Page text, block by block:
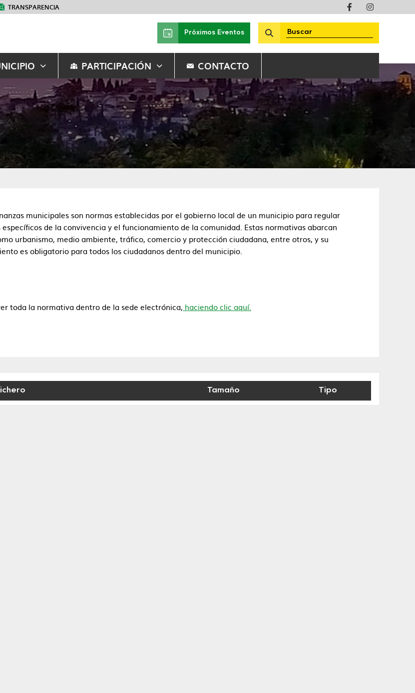
TRANSPARENCIA
Próximos Eventos
PARTICIPACIÓN CONTACTO
municipales son normas establecidas por el gobierno local de un municipio para regular
específicos de la convivencia y el funcionamiento de la comunidad. Estas normativas abarcan
urbanismo, medio ambiente, tráfico, comercio y protección ciudadana, entre otros, y su
es obligatorio para todos los ciudadanos dentro del municipio.
toda la normativa dentro de la sede electrónica, haciendo clic aquí.
Tamaño Tipo